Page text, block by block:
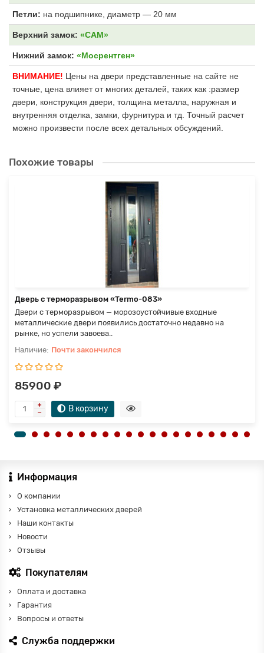
Петли: на подшипнике, диаметр — 20 мм
Верхний замок: «САМ»
Нижний замок: «Мосрентген»
ВНИМАНИЕ! Цены на двери представленные на сайте не
точные, цена влияет от многих деталей, таких как :размер
двери, конструкция двери, толщина металла, наружная и
внутренняя отделка, замки, фурнитура и тд. Точный расчет
можно произвести после всех детальных обсуждений.
Похожие товары
Дверь с терморазрывом «Termo-083»
Двери с терморазрывом — морозоустойчивые входные
металлические двери появились достаточно недавно на
рынке, но успели завоева..
Почти закончился
85900 ₽
В корзину
Информация
О компании
Установка металлических дверей
Наши контакты
Новости
Отзывы
Покупателям
Оплата и доставка
Гарантия
Вопросы и ответы
Служба поддержки